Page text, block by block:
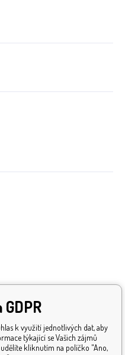
GDPR
k využití jednotlivých dat, aby
týkající se Vašich zájmů
kliknutím na políčko "Ano,